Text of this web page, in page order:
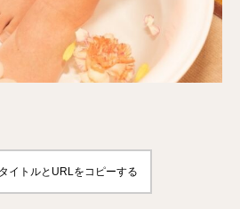
イトルとURLをコピーする